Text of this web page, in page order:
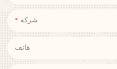
شركة
هاتف